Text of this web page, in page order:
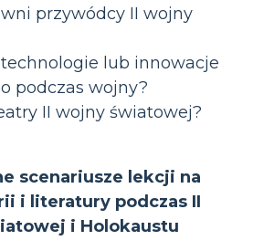
przywódcy II wojny
lub innowacje
podczas wojny?
II wojny światowej?
scenariusze lekcji na
i literatury podczas II
i Holokaustu